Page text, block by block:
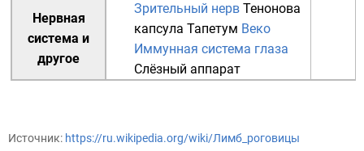
Нервная
система и
другое
Зрительный нерв Тенонова
капсула Тапетум Веко
Иммунная система глаза
Слёзный аппарат
Источник: https://ru.wikipedia.org/wiki/Лимб_роговицы